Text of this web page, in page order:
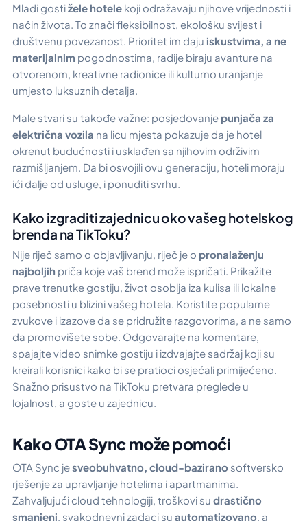
Mladi gostižele hotele koji odražavaju njihove vrijednosti i
način života. To znači fleksibilnost, ekološku svijest i
društvenu povezanost. Prioritet im daju iskustvima, a ne
materijalnim pogodnostima, radije biraju avanture na
otvorenom, kreativne radionice ili kulturno uranjanje
umjesto luksuznih detalja.
Male stvari su takođe važne: posjedovanje punjača za
električna vozila na licu mjesta pokazuje da je hotel
okrenut budućnosti i usklađen sa njihovim održivim
razmišljanjem. Da bi osvojili ovu generaciju, hoteli moraju
ići dalje od usluge, i ponuditi svrhu.
Kako izgraditi zajednicu oko vašeg hotelskog
brenda na TikToku?
Nije riječ samo o objavljivanju, riječ je o pronalaženju
najboljih priča koje vaš brend može ispričati. Prikažite
prave trenutke gostiju, život osoblja iza kulisa ili lokalne
posebnosti u blizini vašeg hotela. Koristite popularne
zvukove i izazove da se pridružite razgovorima, a ne samo
da promovišete sobe. Odgovarajte na komentare,
spajajte video snimke gostiju i izdvajajte sadržaj koji su
kreirali korisnici kako bi se pratioci osjećali primijećeno.
Snažno prisustvo na TikToku pretvara preglede u
lojalnost, a goste u zajednicu.
Kako OTA Sync može pomoći
OTA Sync jesveobuhvatno, cloud-bazirano softversko
rješenje za upravljanje hotelima i apartmanima.
Zahvaljujući cloud tehnologiji, troškovi su drastično
smanjeni, svakodnevni zadaci su automatizovano, a